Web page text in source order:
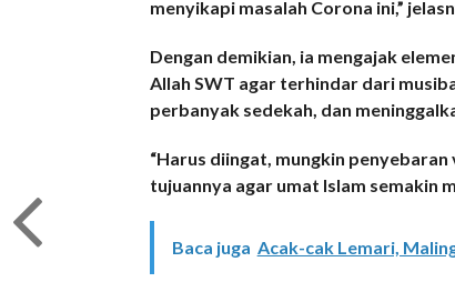
menyikapi masalah Corona ini,”
Dengan demikian, ia mengajak
Allah SWT agar terhindar dari
perbanyak sedekah, dan
“Harus diingat, mungkin
tujuannya agar umat Islam semakin
Baca juga Acak-cak Lemari,